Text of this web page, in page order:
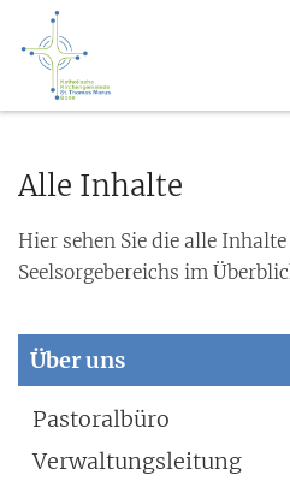
Alle Inhalte
Hier sehen Sie die alle
Seelsorgebereichs im
Über uns
Pastoralbüro
Verwaltungsleitung